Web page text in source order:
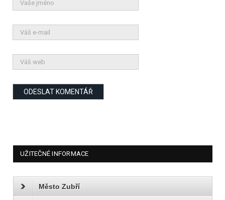
UŽITEČNÉ INFORMACE
Město Zubří